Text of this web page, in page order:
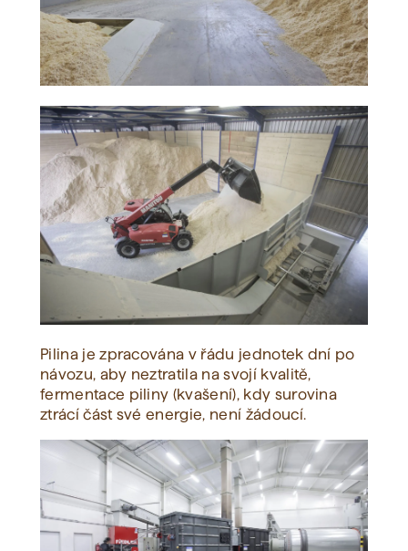
Pilina je zpracována v řádu jednotek dní po
návozu, aby neztratila na svojí kvalitě,
fermentace piliny (kvašení), kdy surovina
ztrácí část své energie, není žádoucí.